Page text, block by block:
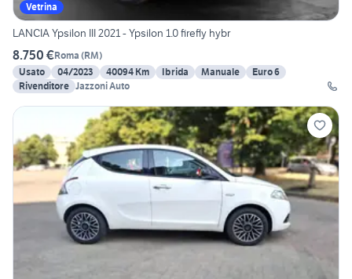
Vetrina
LANCIA Ypsilon III 2021 - Ypsilon 1.0 firefly hybr
8.750 €Roma (RM)
Usato
04/2023 40094 Km Ibrida Manuale
Euro 6
Rivenditore Jazzoni Auto